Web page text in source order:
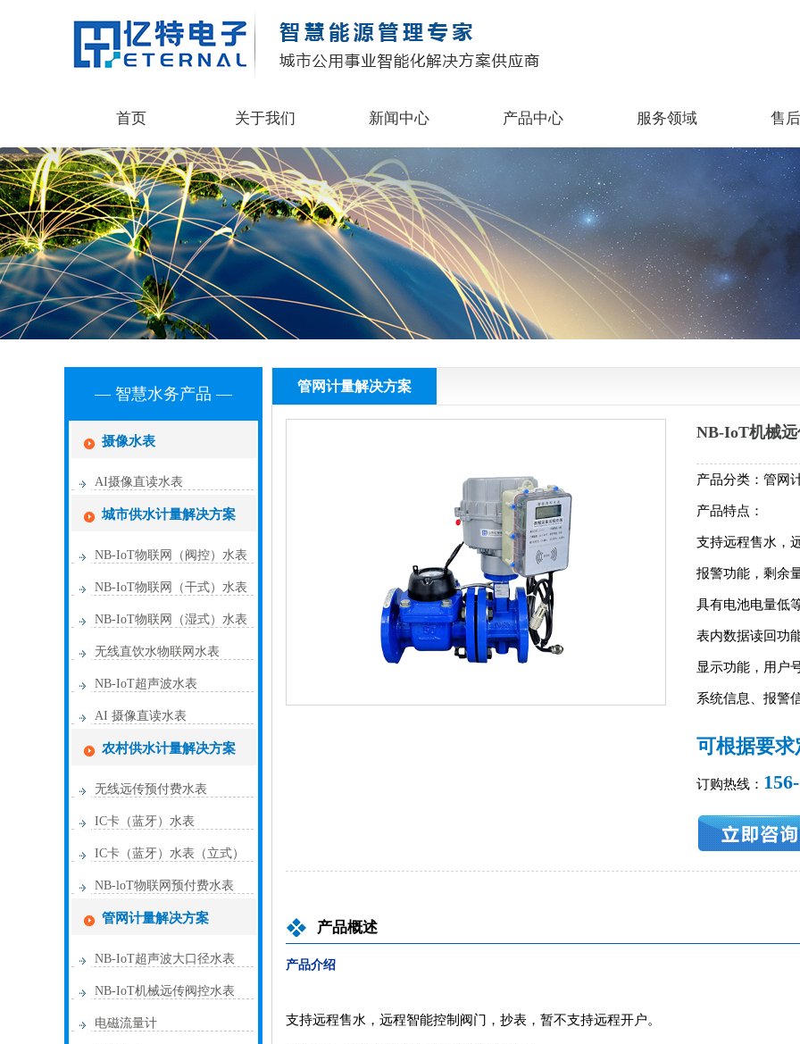
首页 关于我们 新闻中心 产品中心 服务领域 售
— 智慧水务产品 —
摄像水表
AI摄像直读水表
城市供水计量解决方案
NB-IoT物联网（阀控）水表
NB-IoT物联网（干式）水表
NB-IoT物联网（湿式）水表
无线直饮水物联网水表
NB-IoT超声波水表
AI 摄像直读水表
农村供水计量解决方案
无线远传预付费水表
IC卡（蓝牙）水表
IC卡（蓝牙）水表（立式）
NB-loT物联网预付费水表
管网计量解决方案
NB-IoT超声波大口径水表
NB-IoT机械远传阀控水表
电磁流量计
管网计量解决方案
NB-IoT机械
产品分类：管网
产品特点：
支持远程售水，
报警功能，剩余
具有电池电量低
表内数据读回功
显示功能，用户
系统信息、报警
可根据要求
订购热线：
产品概述
产品介绍
支持远程售水，远程智能控制阀门，抄表，暂不支持远程开户。